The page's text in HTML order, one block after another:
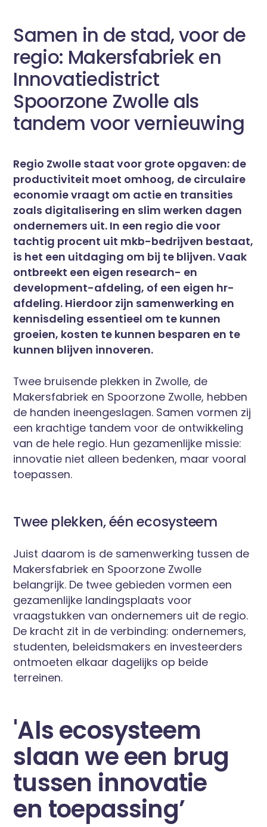
Samen in de stad, voor de
regio: Makersfabriek en
Innovatiedistrict
Spoorzone Zwolle als
tandem voor vernieuwing
Regio Zwolle staat voor grote opgaven: de
productiviteit moet omhoog, de circulaire
economie vraagt om actie en transities
zoals digitalisering en slim werken dagen
ondernemers uit. In een regio die voor
tachtig procent uit mkb-bedrijven bestaat,
is het een uitdaging om bij te blijven. Vaak
ontbreekt een eigen research- en
development-afdeling, of een eigen hr-
afdeling. Hierdoor zijn samenwerking en
kennisdeling essentieel om te kunnen
groeien, kosten te kunnen besparen en te
kunnen blijven innoveren.
Twee bruisende plekken in Zwolle, de
Makersfabriek en Spoorzone Zwolle, hebben
de handen ineengeslagen. Samen vormen zij
een krachtige tandem voor de ontwikkeling
van de hele regio. Hun gezamenlijke missie:
innovatie niet alleen bedenken, maar vooral
toepassen.
Twee plekken, één ecosysteem
Juist daarom is de samenwerking tussen de
Makersfabriek en Spoorzone Zwolle
belangrijk. De twee gebieden vormen een
gezamenlijke landingsplaats voor
vraagstukken van ondernemers uit de regio.
De kracht zit in de verbinding: ondernemers,
studenten, beleidsmakers en investeerders
ontmoeten elkaar dagelijks op beide
terreinen.
'Als ecosysteem
slaan we een brug
tussen innovatie
en toepassing’